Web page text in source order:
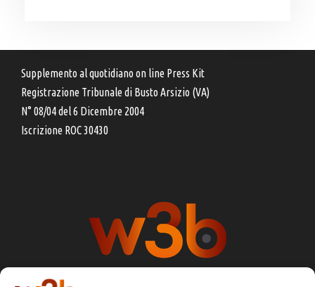
Supplemento al quotidiano on line Press Kit
Registrazione Tribunale di Busto Arsizio (VA)
N° 08/04 del 6 Dicembre 2004
Iscrizione ROC 30430